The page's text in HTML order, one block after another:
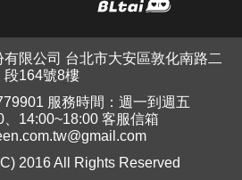
限公司 台北市大安區敦化南路二
段164號8樓
服務時間：週一到週五
、14:00~18:00 客服信箱
2016 All Rights Reserved